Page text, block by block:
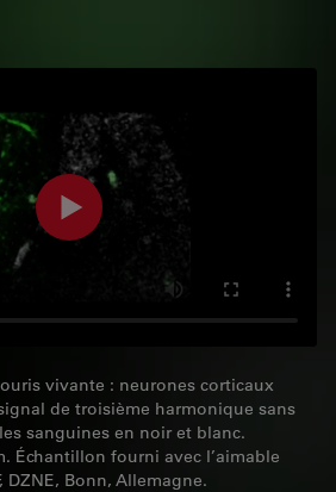
vivante : neurones corticaux
de troisième harmonique sans
sanguines en noir et blanc.
Échantillon fourni avec l’aimable
DZNE, Bonn, Allemagne.